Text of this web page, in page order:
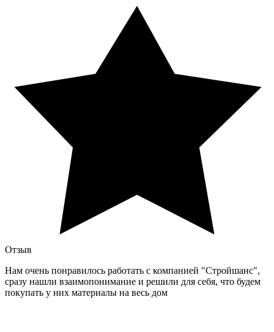
Отзыв
Нам очень понравилось работать с компанией "Стройшанс",
сразу нашли взаимопонимание и решили для себя, что будем
покупать у них материалы на весь дом